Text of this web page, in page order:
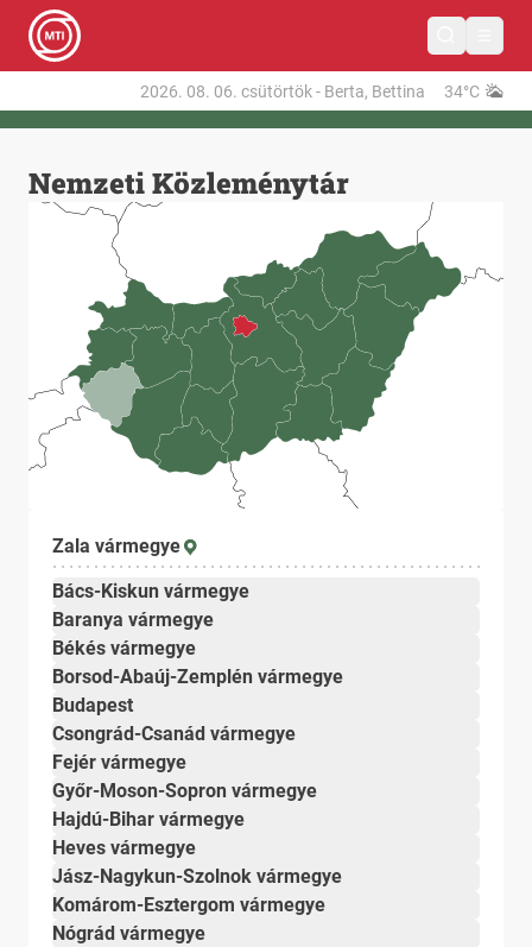
2026. 08. 06. csütörtök- Berta, Bettina 34°C
Nemzeti Közleménytár
Zala vármegye
Bács-Kiskun vármegye
Baranya vármegye
Békés vármegye
Borsod-Abaúj-Zemplén vármegye
Budapest
Csongrád-Csanád vármegye
Fejér vármegye
Győr-Moson-Sopron vármegye
Hajdú-Bihar vármegye
Heves vármegye
Jász-Nagykun-Szolnok vármegye
Komárom-Esztergom vármegye
Nógrád vármegye